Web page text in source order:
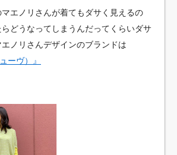
エノリさんが着てもダサく見えるの
どうなってしまうんだってくらいダサ
ノリさんデザインのブランドは
ーヴ）』